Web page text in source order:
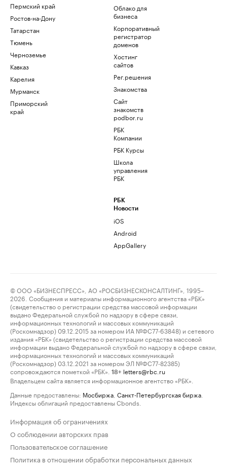
Пермский край
Ростов-на-Дону
Татарстан
Тюмень
Черноземье
Кавказ
Карелия
Мурманск
Приморский
край
Облако для
бизнеса
Корпоративный
регистратор
доменов
Хостинг
сайтов
Рег.решения
Знакомства
Сайт
знакомств
podbor.ru
РБК
Компании
РБК Курсы
Школа
управления
РБК
РБК
Новости
iOS
Android
AppGallery
© ООО «БИЗНЕСПРЕСС», АО «РОСБИЗНЕСКОНСАЛТИНГ», 1995–
2026. Сообщения и материалы информационного агентства «РБК»
(свидетельство о регистрации средства массовой информации
выдано Федеральной службой по надзору в сфере связи,
информационных технологий и массовых коммуникаций
(Роскомнадзор) 09.12.2015 за номером ИА №ФС77-63848) и сетевого
издания «РБК» (свидетельство о регистрации средства массовой
информации выдано Федеральной службой по надзору в сфере связи,
информационных технологий и массовых коммуникаций
(Роскомнадзор) 03.12.2021 за номером ЭЛ №ФС77-82385)
сопровождаются пометкой «РБК».
18+ letters@rbc.ru
Владельцем сайта является информационное агентство «РБК».
Данные предоставлены: Мосбиржа Санкт-Петербургская биржа
Индексы облигаций предоставлены Cbonds.
Информация об ограничениях
О соблюдении авторских прав
Пользовательское соглашение
Политика в отношении обработки персональных данных